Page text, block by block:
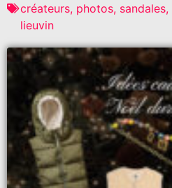
créateurs, photos, sandales,
lieuvin